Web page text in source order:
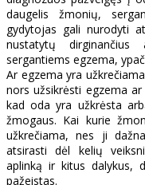
daugelis žmonių,
gydytojas gali nurodyti
nustatytų dirginančius
sergantiems egzema,
Ar egzema yra
nors užsikrėsti egzema
kad oda yra užkrėsta
žmogaus. Kai kurie
užkrečiama, nes ji
atsirasti dėl kelių
aplinką ir kitus dalykus,
pažeistas.